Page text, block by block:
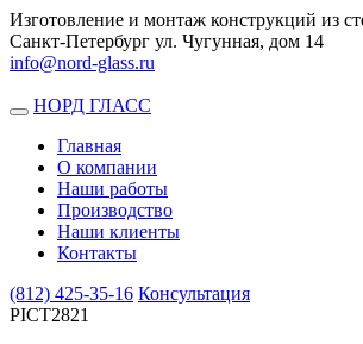
Изготовление и монтаж конструкций из
Санкт-Петербург ул. Чугунная, дом 14
info@nord-glass.ru
Toggle
navigation
НОРД ГЛАСС
Главная
О компании
Наши работы
Производство
Наши клиенты
Контакты
(812) 425-35-16 Консультация
PICT2821